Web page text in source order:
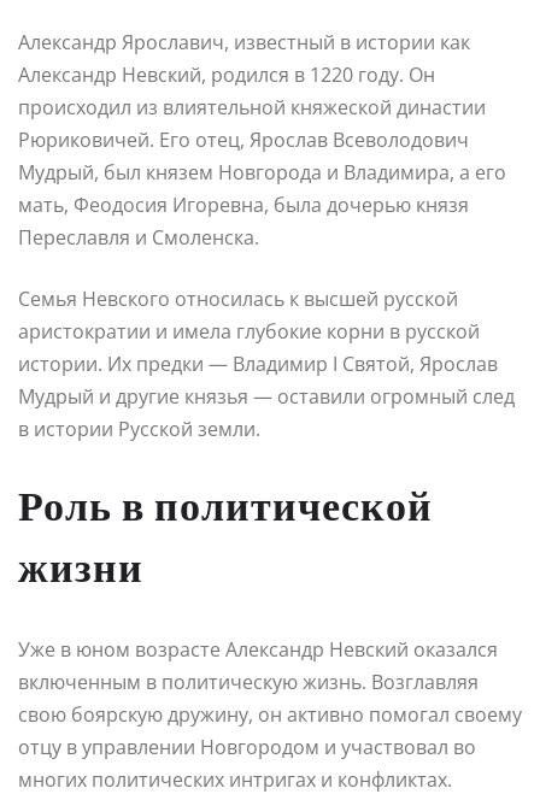
Александр Ярославич, известный в истории как
Александр Невский, родился в 1220 году. Он
происходил из влиятельной княжеской династии
Рюриковичей. Его отец, Ярослав Всеволодович
Мудрый, был князем Новгорода и Владимира, а его
мать, Феодосия Игоревна, была дочерью князя
Переславля и Смоленска.
Семья Невского относилась к высшей русской
аристократии и имела глубокие корни в русской
истории. Их предки — Владимир I Святой, Ярослав
Мудрый и другие князья — оставили огромный след
в истории Русской земли.
Роль в политической
жизни
Уже в юном возрасте Александр Невский оказался
включенным в политическую жизнь. Возглавляя
свою боярскую дружину, он активно помогал своему
отцу в управлении Новгородом и участвовал во
многих политических интригах и конфликтах.